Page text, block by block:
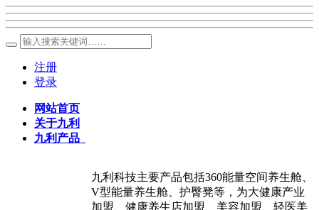
注册
登录
网站首页
关于九利
九利产品
九利科技主要产品包括360能量空间养生舱、
V型能量养生舱、护臀凳等，为大健康产业
加盟、健康养生店加盟、美容加盟、轻医美